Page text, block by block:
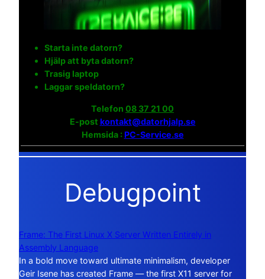
Starta inte datorn?
Hjälp att byta datorn?
Trasig laptop
Laggar speldatorn?
Telefon 08 37 21 00
E-post kontakt@datorhjalp.se
Hemsida :PC-Service.se
Debugpoint
Frame: The First Linux X Server Written Entirely in
Assembly Language
In a bold move toward ultimate minimalism, developer
Geir Isene has created Frame — the first X11 server for